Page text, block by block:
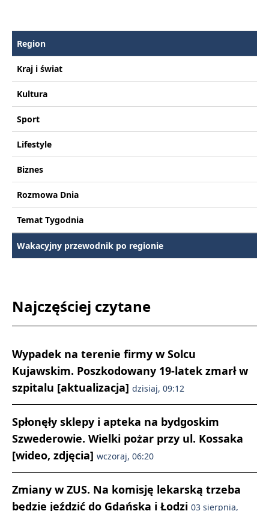
Region
Kraj i świat
Kultura
Sport
Lifestyle
Biznes
Rozmowa Dnia
Temat Tygodnia
Wakacyjny przewodnik po regionie
Najczęściej czytane
Wypadek na terenie firmy w Solcu
Kujawskim. Poszkodowany 19-latek zmarł w
szpitalu [aktualizacja] dzisiaj, 09:12
Spłonęły sklepy i apteka na bydgoskim
Szwederowie. Wielki pożar przy ul. Kossaka
[wideo, zdjęcia] wczoraj, 06:20
Zmiany w ZUS. Na komisję lekarską trzeba
będzie jeździć do Gdańska i Łodzi 03 sierpnia,